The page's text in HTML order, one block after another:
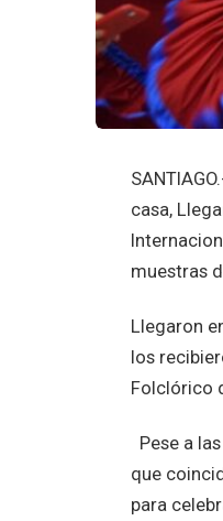
casa,
muestras
Llegaron
los
Folclórico
Pese a
que
para